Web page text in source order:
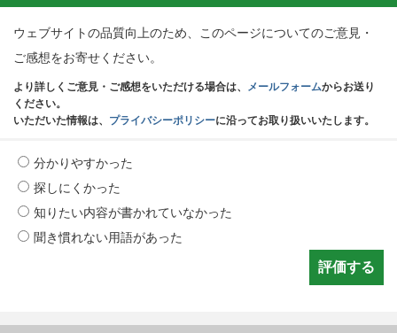
ウェブサイトの品質向上のため、このページについてのご意見・
ご感想をお寄せください。
より詳しくご意見・ご感想をいただける場合は、 メールフォームからお送り
ください。
いただいた情報は、 プライバシーポリシーに沿ってお取り扱いいたします。
分かりやすかった
探しにくかった
知りたい内容が書かれていなかった
聞き慣れない用語があった